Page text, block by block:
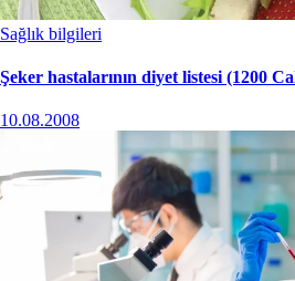
Sağlık bilgileri
Şeker hastalarının diyet listesi (1200
10.08.2008